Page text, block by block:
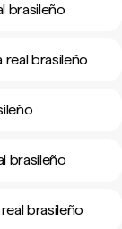
brasileño
brasileño
brasileño
brasileño